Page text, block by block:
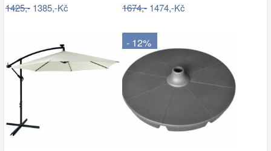
1425,-1385,-Kč 1674,-1474,-Kč
- 12%